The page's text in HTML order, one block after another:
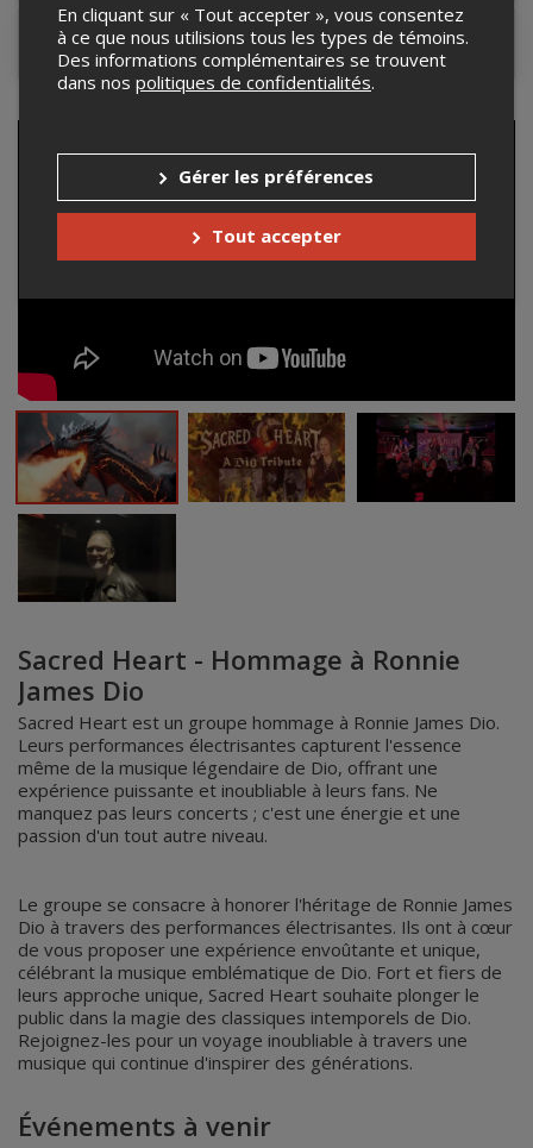
Contacter l'organisateur
Sacred Heart - Hommage à Ronnie
James Dio
Sacred Heart est un groupe hommage à Ronnie James Dio.
Leurs performances électrisantes capturent l'essence
même de la musique légendaire de Dio, offrant une
expérience puissante et inoubliable à leurs fans. Ne
manquez pas leurs concerts ; c'est une énergie et une
passion d'un tout autre niveau.
Le groupe se consacre à honorer l'héritage de Ronnie James
Dio à travers des performances électrisantes. Ils ont à cœur
de vous proposer une expérience envoûtante et unique,
célébrant la musique emblématique de Dio. Fort et fiers de
leurs approche unique, Sacred Heart souhaite plonger le
public dans la magie des classiques intemporels de Dio.
Rejoignez-les pour un voyage inoubliable à travers une
musique qui continue d'inspirer des générations.
Événements à venir
En cliquant sur « Tout accepter », vous consentez
à ce que nous utilisions tous les types de témoins.
Des informations complémentaires se trouvent
dans nos politiques de confidentialités.
Gérer les préférences
Tout accepter